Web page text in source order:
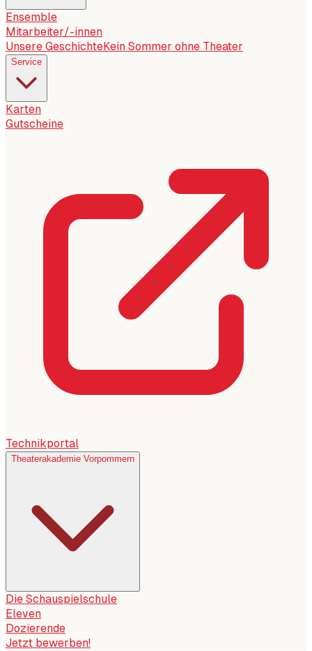
Ensemble
Mitarbeiter/-innen
Unsere GeschichteKein Sommer ohne Theater
Service
Karten
Gutscheine
Technikportal
Theaterakademie Vorpommern
Die Schauspielschule
Eleven
Dozierende
Jetzt bewerben!